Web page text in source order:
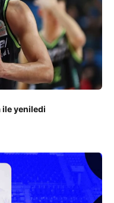
ile yeniledi